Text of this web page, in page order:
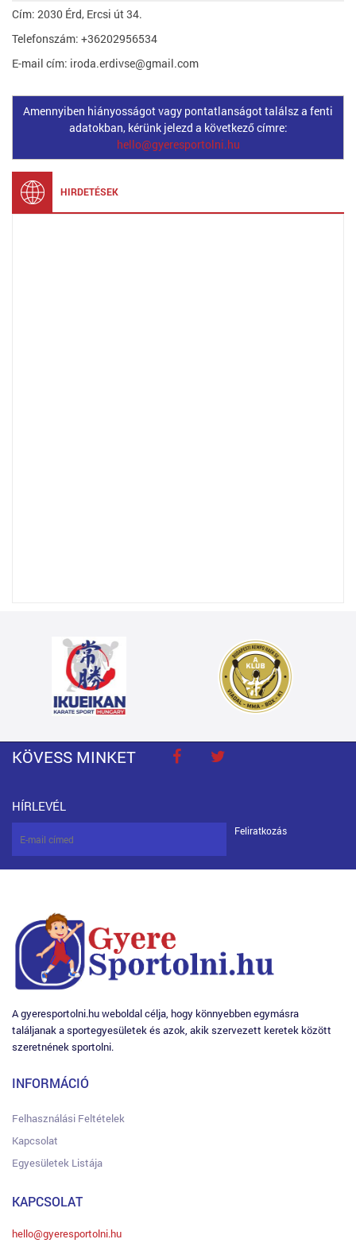
Cím: 2030 Érd, Ercsi út 34.
Telefonszám: +36202956534
E-mail cím: iroda.erdivse@gmail.com
Amennyiben hiányosságot vagy pontatlanságot találsz a fenti
adatokban, kérünk jelezd a következő címre:
hello@gyeresportolni.hu
HIRDETÉSEK
KÖVESS MINKET
HÍRLEVÉL
Feliratkozás
A gyeresportolni.hu weboldal célja, hogy könnyebben egymásra
találjanak a sportegyesületek és azok, akik szervezett keretek között
szeretnének sportolni.
INFORMÁCIÓ
Felhasználási Feltételek
Kapcsolat
Egyesületek Listája
KAPCSOLAT
hello@gyeresportolni.hu